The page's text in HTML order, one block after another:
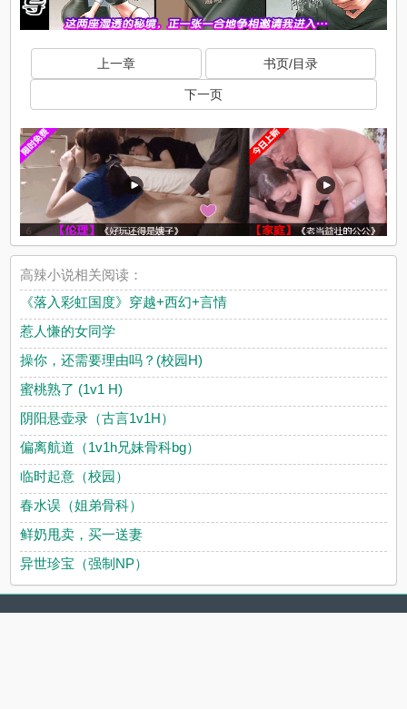
上一章 书页/目录
下一页
高辣小说相关阅读：
《落入彩虹国度》穿越+西幻+言情
惹人慊的女同学
操你，还需要理由吗？(校园H)
蜜桃熟了 (1v1 H)
阴阳悬壶录（古言1v1H）
偏离航道（1v1h兄妹骨科bg）
临时起意（校园）
春水误（姐弟骨科）
鲜奶甩卖，买一送妻
异世珍宝（强制NP）